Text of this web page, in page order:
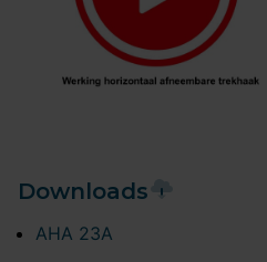
Downloads
AHA 23A